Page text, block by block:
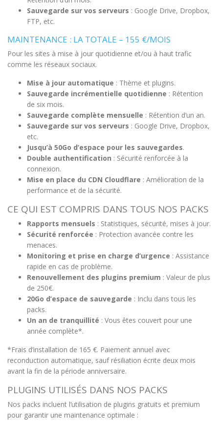
Sauvegarde sur vos serveurs : Google Drive, Dropbox,
FTP, etc.
MAINTENANCE : LA TOTALE – 155 €/MOIS
Pour les sites à mise à jour quotidienne et/ou à haut trafic
comme les réseaux sociaux.
Mise à jour automatique : Thème et plugins.
Sauvegarde incrémentielle quotidienne : Rétention
de six mois.
Sauvegarde complète mensuelle : Rétention d’un an.
Sauvegarde sur vos serveurs : Google Drive, Dropbox,
etc.
Jusqu’à 50Go d’espace pour les sauvegardes.
Double authentification : Sécurité renforcée à la
connexion.
Mise en place du CDN Cloudflare : Amélioration de la
performance et de la sécurité.
CE QUI EST COMPRIS DANS TOUS NOS PACKS
Rapports mensuels : Statistiques, sécurité, mises à jour.
Sécurité renforcée : Protection avancée contre les
menaces.
Monitoring et prise en charge d’urgence : Assistance
rapide en cas de problème.
Renouvellement des plugins premium : Valeur de plus
de 250€.
20Go d’espace de sauvegarde : Inclu dans tous les
packs.
Un an de tranquillité : Vous êtes couvert pour une
année complète*.
*Frais d’installation de 165 €. Paiement annuel avec
reconduction automatique, sauf résiliation écrite deux mois
avant la fin de la période anniversaire.
PLUGINS UTILISÉS DANS NOS PACKS
Nos packs incluent l’utilisation de plugins gratuits et premium
pour garantir une maintenance optimale :